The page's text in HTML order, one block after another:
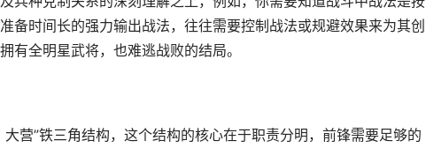
备时间长的强力输出战法，往往需要控制战法或规避效果来为其创
有全明星武将，也难逃战败的结局。
营”铁三角结构，这个结构的核心在于职责分明，前锋需要足够的